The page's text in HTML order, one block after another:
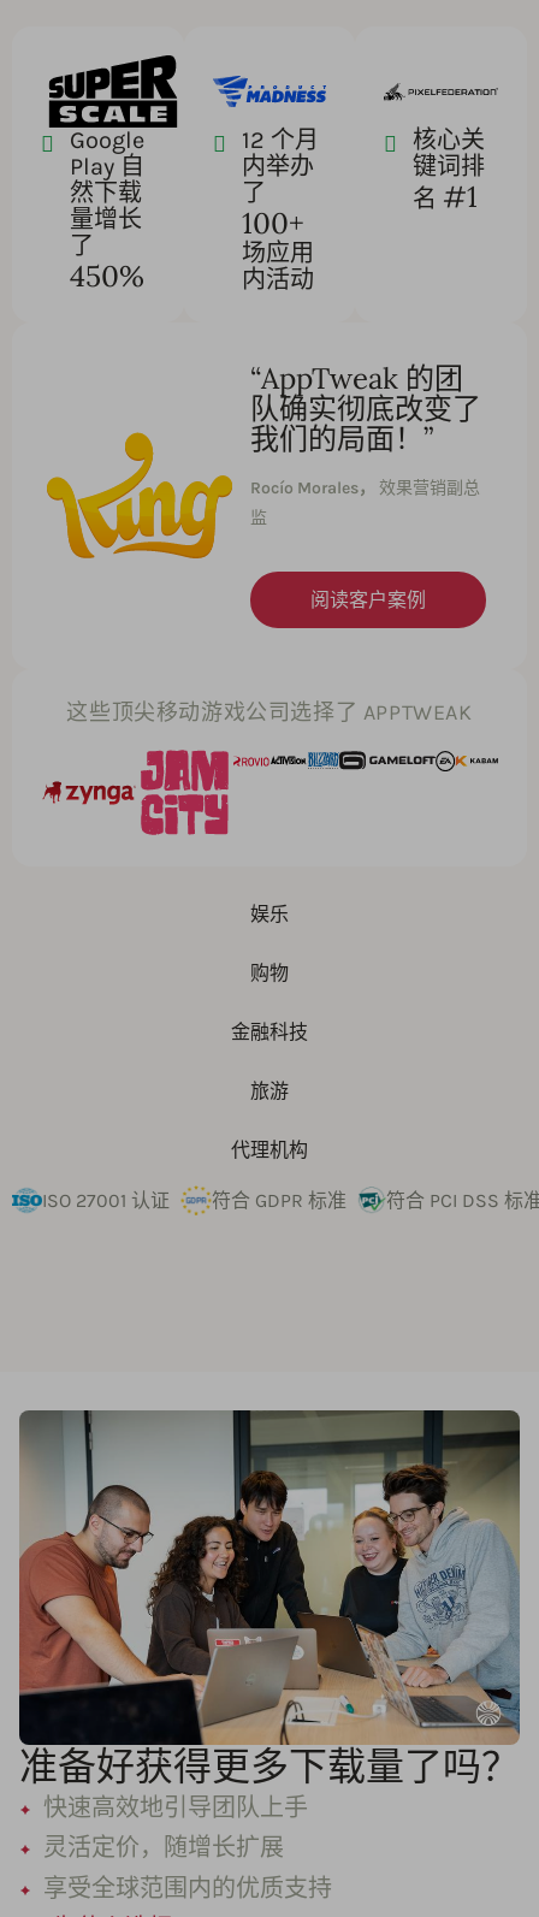
娱乐
购物
金融科技
旅游
代理机构
Google
Play 自
然下载
量增长
了
450%
12 个月
内举办
了
100+
场应用
内活动
核心关
键词排
名 #1
“AppTweak 的团
队确实彻底改变了
我们的局面！”
Rocío Morales，
效果营销副总
监
阅读客户案例
这些顶尖移动游戏公司选择了 APPTWEAK
ISO 27001 认证 符合 GDPR 标准 符合 PCI DSS 标
准备好获得更多下载量了吗？
快速高效地引导团队上手
灵活定价，随增长扩展
享受全球范围内的优质支持